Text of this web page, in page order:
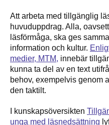
Att arbeta med tillgänglig
huvuduppdrag. Alla,
läsförmåga, ska ges
information och kultur.
medier, MTM, innebär
kunna ta del av en text
behov, exempelvis genom
den taktilt.
I kunskapsöversikten
unga med läsnedsättning